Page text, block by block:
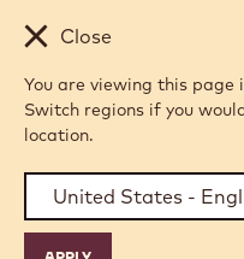
Skip to main content
Close
You are viewing this page
Switch regions if you
location.